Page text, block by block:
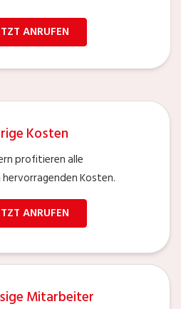
ANRUFEN
Kosten
profitieren alle
Kosten.
ANRUFEN
Mitarbeiter